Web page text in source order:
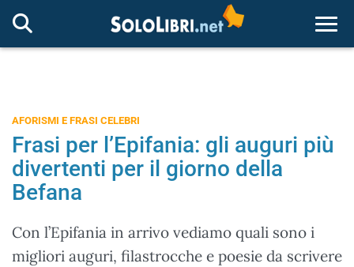
AFORISMI E FRASI CELEBRI
Frasi per l’Epifania: gli auguri più
divertenti per il giorno della
Befana
Con l’Epifania in arrivo vediamo quali sono i
migliori auguri, filastrocche e poesie da scrivere